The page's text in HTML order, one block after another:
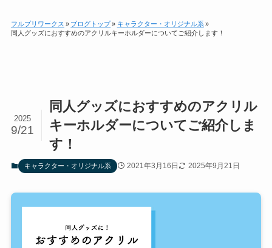
フルプリワークス » ブログトップ » キャラクター・オリジナル系 »
同人グッズにおすすめのアクリルキーホルダーについてご紹介します！
同人グッズにおすすめのアクリル
キーホルダーについてご紹介しま
す！
2025
9/21
キャラクター・オリジナル系 2021年3月16日 2025年9月21日